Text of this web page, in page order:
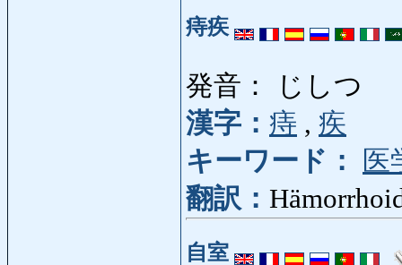
痔疾
発音： じしつ
漢字： 痔 , 疾
キーワード：
医
翻訳：
自室